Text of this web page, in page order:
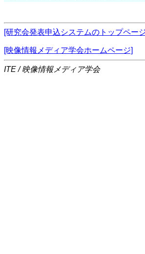
[研究会発表申込システムのトップペー
[映像情報メディア学会ホームページ]
ITE / 映像情報メディア学会